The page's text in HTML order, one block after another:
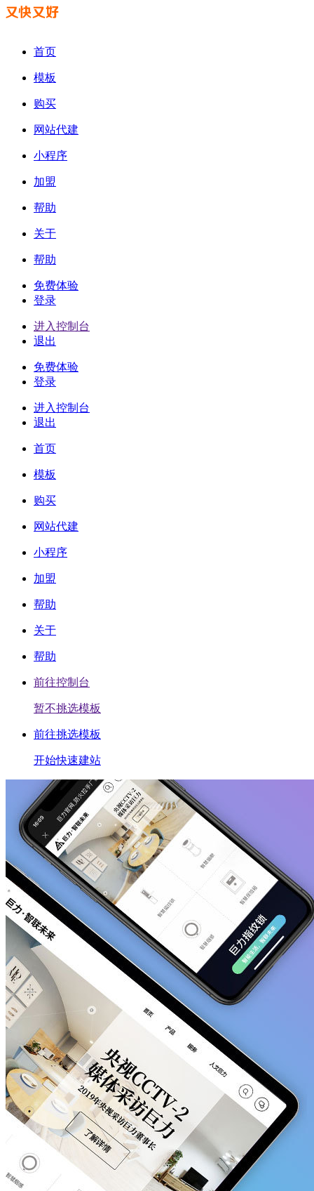
首页
模板
购买
网站代建
小程序
加盟
帮助
关于
帮助
免费体验
登录
进入控制台
退出
免费体验
登录
进入控制台
退出
首页
模板
购买
网站代建
小程序
加盟
帮助
关于
帮助
前往控制台
暂不挑选模板
前往挑选模板
开始快速建站